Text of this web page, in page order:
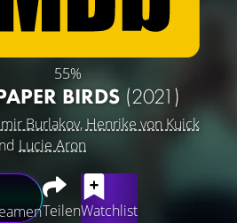
55%
BIRDS (2021)
Burlakov, Henrike von Kuick
Lucie Aron
TeilenWatchlist